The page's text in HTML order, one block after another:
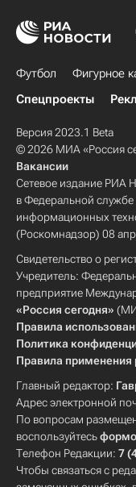
Футбол Фигурное
Спецпроекты
Версия 2023.1 Beta
© 2026 МИА «Россия
Вакансии
Сетевое издание РИА
в Федеральной службе
информационных
(Роскомнадзор) 08
Свидетельство о
Учредитель:
предприятие
«Россия сегодня»
Правила
Политика
Правила применения
Главный редактор:
Адрес электронной
По вопросам
воспользуйтесь
Телефон Редакции: 7
Чтобы связаться с